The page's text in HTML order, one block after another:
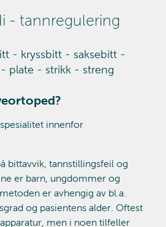
- tannregulering
- kryssbitt - saksebitt -
plate - strikk - streng
innenfor
bittavvik, tannstillingsfeil og
er barn, ungdommer og
er avhengig av bl.a.
og pasientens alder. Oftest
men i noen tilfeller